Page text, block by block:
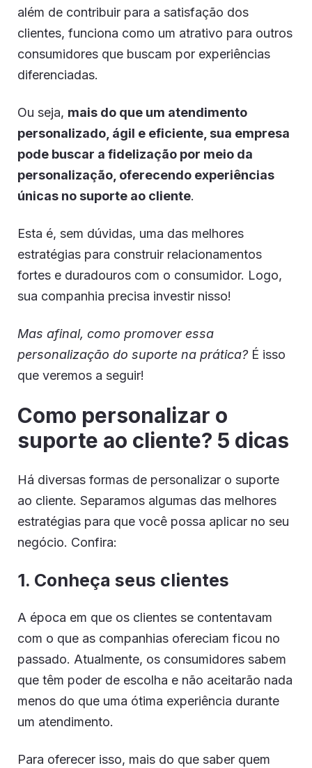
além de contribuir para a satisfação dos
clientes, funciona como um atrativo para outros
consumidores que buscam por experiências
diferenciadas.
Ou seja, mais do que um atendimento
personalizado, ágil e eficiente, sua empresa
pode buscar a fidelização por meio da
personalização, oferecendo experiências
únicas no suporte ao cliente.
Esta é, sem dúvidas, uma das melhores
estratégias para construir relacionamentos
fortes e duradouros com o consumidor. Logo,
sua companhia precisa investir nisso!
Mas afinal, como promover essa
personalização do suporte na prática? É isso
que veremos a seguir!
Como personalizar o
suporte ao cliente? 5 dicas
Há diversas formas de personalizar o suporte
ao cliente. Separamos algumas das melhores
estratégias para que você possa aplicar no seu
negócio. Confira:
1. Conheça seus clientes
A época em que os clientes se contentavam
com o que as companhias ofereciam ficou no
passado. Atualmente, os consumidores sabem
que têm poder de escolha e não aceitarão nada
menos do que uma ótima experiência durante
um atendimento.
Para oferecer isso, mais do que saber quem